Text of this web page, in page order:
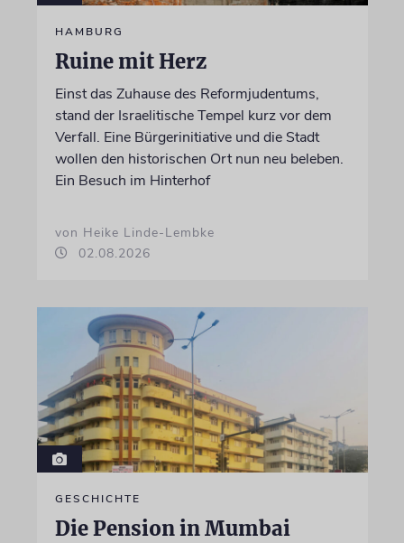
HAMBURG
Ruine mit Herz
Einst das Zuhause des Reformjudentums,
stand der Israelitische Tempel kurz vor dem
Verfall. Eine Bürgerinitiative und die Stadt
wollen den historischen Ort nun neu beleben.
Ein Besuch im Hinterhof
von Heike Linde-Lembke
02.08.2026
GESCHICHTE
Die Pension in Mumbai